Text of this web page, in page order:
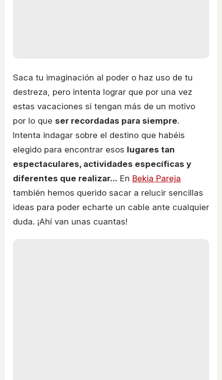
Saca tu imaginación al poder o haz uso de tu
destreza, pero intenta lograr que por una vez
estas vacaciones si tengan más de un motivo
por lo que ser recordadas para siempre.
Intenta indagar sobre el destino que habéis
elegido para encontrar esos lugares tan
espectaculares, actividades específicas y
diferentes que realizar... En Bekia Pareja
también hemos querido sacar a relucir sencillas
ideas para poder echarte un cable ante cualquier
duda. ¡Ahí van unas cuantas!